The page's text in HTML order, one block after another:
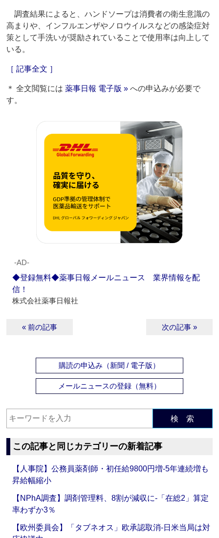
調査結果によると、ハンドソープは消費者の衛生意識の
高まりや、インフルエンザやノロウイルスなどの感染症対
策として手洗いが奨励されていることで使用率は向上して
いる。
［ 記事全文 ］
＊ 全文閲覧には薬事日報 電子版 » への申込みが必要で
す。
‐AD‐
◆登録無料◆薬事日報メールニュース 業界情報を配
信！
株式会社薬事日報社
« 前の記事 次の記事 »
購読の申込み（新聞 / 電子版）
メールニュースの登録（無料）
検 索
この記事と同じカテゴリーの新着記事
【人事院】公務員薬剤師・初任給9800円増‐5年連続増も
昇給幅縮小
【NPhA調査】調剤管理料、8割が減収に‐「在総2」算定
率わずか3％
【欧州委員会】「タブネオス」欧承認取消‐日米当局は対